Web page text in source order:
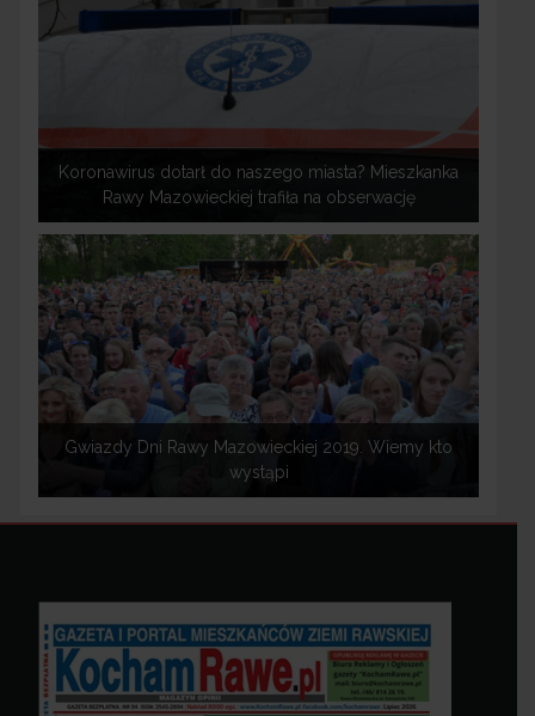
Koronawirus dotarł do naszego miasta? Mieszkanka
Rawy Mazowieckiej trafiła na obserwację
Gwiazdy Dni Rawy Mazowieckiej 2019. Wiemy kto
wystąpi